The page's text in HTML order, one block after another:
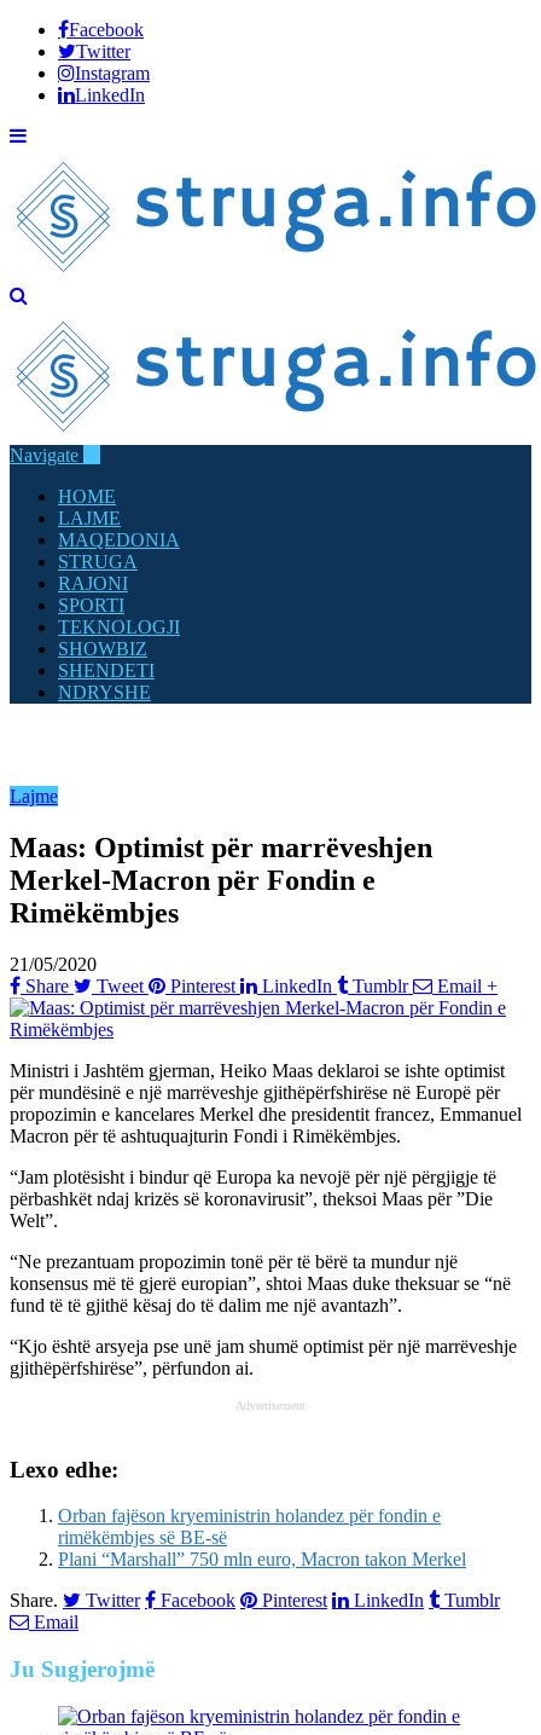
Facebook
Twitter
Instagram
LinkedIn
Navigate
HOME
LAJME
MAQEDONIA
STRUGA
RAJONI
SPORTI
TEKNOLOGJI
SHOWBIZ
SHENDETI
NDRYSHE
Lajme
Maas: Optimist për marrëveshjen
Merkel-Macron për Fondin e
Rimëkëmbjes
21/05/2020
Share
Tweet Pinterest LinkedIn Tumblr Email +
Ministri i Jashtëm gjerman, Heiko Maas deklaroi se ishte optimist
për mundësinë e një marrëveshje gjithëpërfshirëse në Europë për
propozimin e kancelares Merkel dhe presidentit francez, Emmanuel
Macron për të ashtuquajturin Fondi i Rimëkëmbjes.
“Jam plotësisht i bindur që Europa ka nevojë për një përgjigje të
përbashkët ndaj krizës së koronavirusit”, theksoi Maas për ”Die
Welt”.
“Ne prezantuam propozimin tonë për të bërë ta mundur një
konsensus më të gjerë europian”, shtoi Maas duke theksuar se “në
fund të të gjithë kësaj do të dalim me një avantazh”.
“Kjo është arsyeja pse unë jam shumë optimist për një marrëveshje
gjithëpërfshirëse”, përfundon ai.
Advertisement
Lexo edhe:
Orban fajëson kryeministrin holandez për fondin e
rimëkëmbjes së BE-së
Plani “Marshall” 750 mln euro, Macron takon Merkel
Share.
Twitter Facebook Pinterest LinkedIn
Tumblr
Email
Ju Sugjerojmë